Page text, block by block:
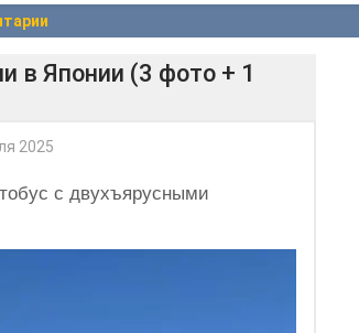
в Японии (3 фото + 1
2025
с двухъярусными